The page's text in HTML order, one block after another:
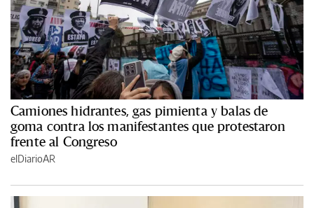
Camiones hidrantes, gas pimienta y balas de
goma contra los manifestantes que protestaron
frente al Congreso
elDiarioAR